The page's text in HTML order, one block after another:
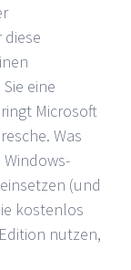
eine
Microsoft
Was
Windows-
(und
kostenlos
nutzen,